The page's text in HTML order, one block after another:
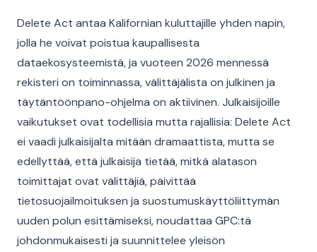
Delete Act antaa Kalifornian kuluttajille yhden napin,
jolla he voivat poistua kaupallisesta
dataekosysteemistä, ja vuoteen 2026 mennessä
rekisteri on toiminnassa, välittäjälista on julkinen ja
täytäntöönpano-ohjelma on aktiivinen. Julkaisijoille
vaikutukset ovat todellisia mutta rajallisia: Delete Act
ei vaadi julkaisijalta mitään dramaattista, mutta se
edellyttää, että julkaisija tietää, mitkä alatason
toimittajat ovat välittäjiä, päivittää
tietosuojailmoituksen ja suostumuskäyttöliittymän
uuden polun esittämiseksi, noudattaa GPC:tä
johdonmukaisesti ja suunnittelee yleisön